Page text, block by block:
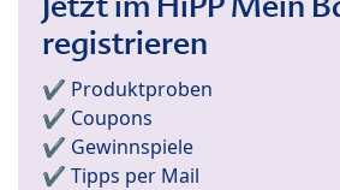
registrieren
✔️ Produktproben
✔️ Coupons
✔️ Gewinnspiele
✔️ Tipps per Mail